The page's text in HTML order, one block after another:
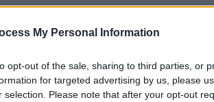
My Personal Information
opt-out of the sale, sharing to third parties, or
for targeted advertising by us, please
selection. Please note that after your opt-out
des accidents graves. Par exemple,
voient leur coût moyen chuter de
en été.